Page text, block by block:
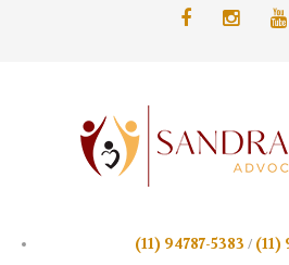
(11) 94787-5383 / (11)